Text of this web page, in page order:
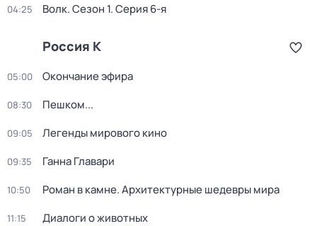
04:25 Волк. Сезон 1. Серия 6-я
Россия К
05:00 Окончание эфира
08:30 Пешком...
09:05 Легенды мирового кино
09:35 Ганна Главари
10:50 Роман в камне. Архитектурные шедевры мира
11:15 Диалоги о животных